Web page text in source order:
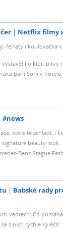
Netflix filmy
ferraty i koulovačka
Folklor, bitvy
paní Soni v
#news
které tě zchladí, i
signature beauty look
Benz Prague
Babské rady
vedrech: Co
z nich rychle vyléčit